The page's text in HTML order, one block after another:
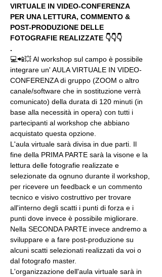
VIRTUALE IN VIDEO-CONFERENZA
PER UNA LETTURA, COMMENTO &
POST-PRODUZIONE DELLE
FOTOGRAFIE REALIZZATE 👇👇👇
.
💻📲💥 Al workshop sul campo è possibile
integrare un' AULA VIRTUALE IN VIDEO-
CONFERENZA di gruppo (ZOOM o altro
canale/software che in sostituzione verrà
comunicato) della durata di 120 minuti (in
base alla necessità in opera) con tutti i
partecipanti al workshop che abbiano
acquistato questa opzione.
L'aula virtuale sarà divisa in due parti. Il
fine della PRIMA PARTE sarà la visone e la
lettura delle fotografie realizzate e
selezionate da ognuno durante il workshop,
per ricevere un feedback e un commento
tecnico e visivo costruttivo per trovare
all'interno degli scatti i punti di forza e i
punti dove invece è possibile migliorare.
Nella SECONDA PARTE invece andremo a
sviluppare e a fare post-produzione su
alcuni scatti selezionati realizzati da voi o
dal fotografo master.
L'organizzazione dell'aula virtuale sarà in